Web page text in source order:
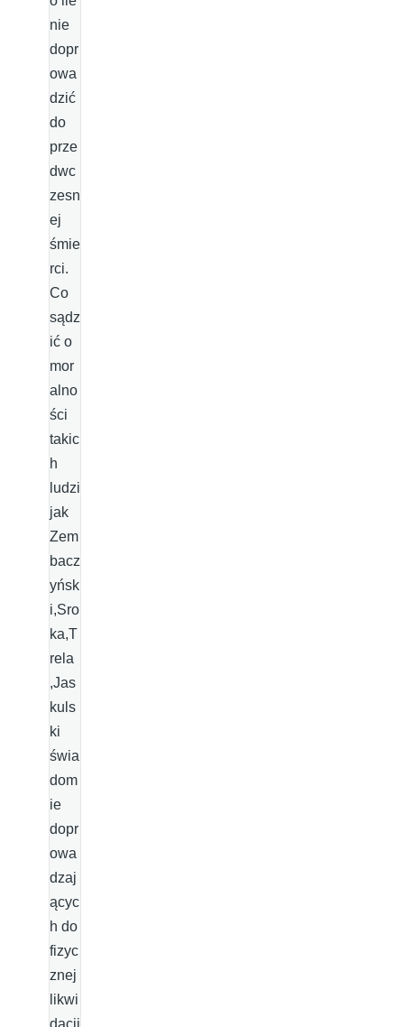
nie
dopr
owa
dzić
do
prze
dwc
zesn
ej
śmie
rci.
Co
sądz
ić o
mor
alno
ści
takic
h
ludzi
jak
Zem
bacz
yńsk
i,Sro
ka,T
rela
,Jas
kuls
ki
świa
dom
ie
dopr
owa
dzaj
ącyc
h do
fizyc
znej
likwi